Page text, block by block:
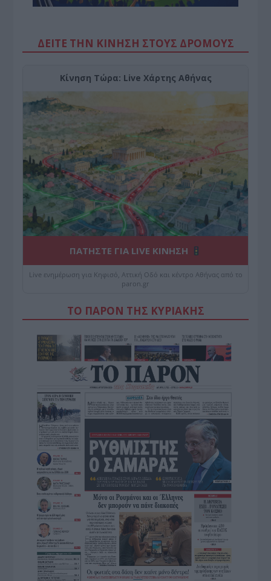
ΔΕΙΤΕ ΤΗΝ ΚΙΝΗΣΗ ΣΤΟΥΣ ΔΡΌΜΟΥΣ
Κίνηση Τώρα: Live Χάρτης Αθήνας
ΠΑΤΗΣΤΕ ΓΙΑ LIVE ΚΙΝΗΣΗ
Live ενημέρωση για Κηφισό, Αττική Οδό και κέντρο Αθήνας από το
paron.gr
ΤΟ ΠΑΡΟΝ ΤΗΣ ΚΥΡΙΑΚΗΣ